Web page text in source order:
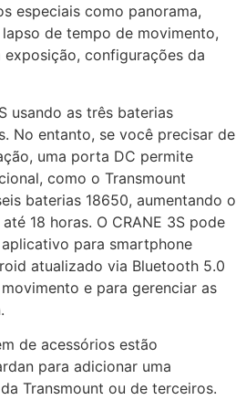
especiais como panorama,
de tempo de movimento,
configurações da
usando as três baterias
No entanto, se você precisar de
uma porta DC permite
como o Transmount
baterias 18650, aumentando o
18 horas. O CRANE 3S pode
para smartphone
atualizado via Bluetooth 5.0
e para gerenciar as
de acessórios estão
para adicionar uma
Transmount ou de terceiros.